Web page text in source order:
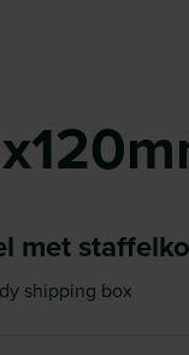
met
shipping box